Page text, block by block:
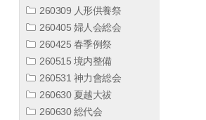
260309 人形供養祭
260405 婦人会総会
260425 春季例祭
260515 境内整備
260531 神力會総会
260630 夏越大祓
260630 総代会